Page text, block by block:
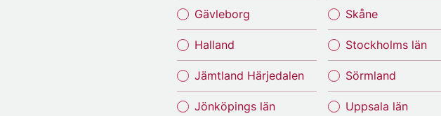
Gävleborg
Halland
Jämtland Härjedalen
Jönköpings län
Skåne
Stockholms län
Sörmland
Uppsala län